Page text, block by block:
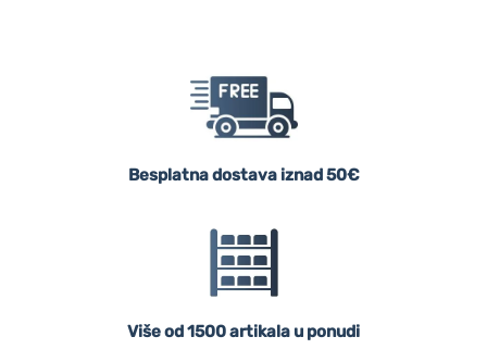
Besplatna dostava iznad 50€
Više od 1500 artikala u ponudi